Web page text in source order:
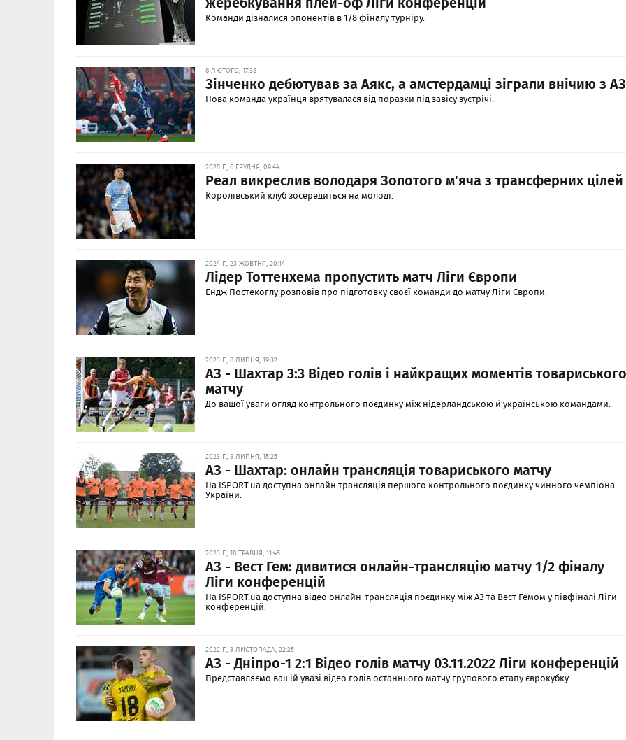
Команди дізналися опонентів в 1/8 фіналу турніру.
8 ЛЮТОГО, 17:38
Зінченко дебютував за Аякс, а амстердамці зіграли внічию з АЗ
Нова команда українця врятувалася від поразки під завісу зустрічі.
2025 Г., 6 ГРУДНЯ, 09:44
Реал викреслив володаря Золотого м'яча з трансферних цілей
Королівський клуб зосередиться на молоді.
2024 Г., 23 ЖОВТНЯ, 20:14
Лідер Тоттенхема пропустить матч Ліги Європи
Ендж Постекоглу розповів про підготовку своєї команди до матчу Ліги Європи.
2023 Г., 8 ЛИПНЯ, 19:32
АЗ - Шахтар 3:3 Відео голів і найкращих моментів товариського
матчу
До вашої уваги огляд контрольного поєдинку між нідерландською й українською командами.
2023 Г., 8 ЛИПНЯ, 15:25
АЗ - Шахтар: онлайн трансляція товариського матчу
На ISPORT.ua доступна онлайн трансляція першого контрольного поєдинку чинного чемпіона
України.
2023 Г., 18 ТРАВНЯ, 11:45
АЗ - Вест Гем: дивитися онлайн-трансляцію матчу 1/2 фіналу
Ліги конференцій
На ISPORT.ua доступна відео онлайн-трансляція поєдинку між АЗ та Вест Гемом у півфіналі Ліги
конференцій.
2022 Г., 3 ЛИСТОПАДА, 22:25
АЗ - Дніпро-1 2:1 Відео голів матчу 03.11.2022 Ліги конференцій
Представляємо вашій увазі відео голів останнього матчу групового етапу єврокубку.